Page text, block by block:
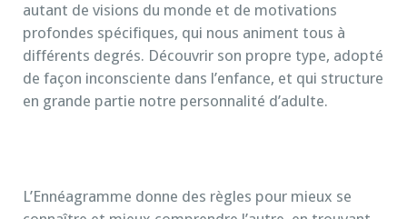
autant de visions du monde et de motivations
profondes spécifiques, qui nous animent tous à
différents degrés. Découvrir son propre type, adopté
de façon inconsciente dans l’enfance, et qui structure
en grande partie notre personnalité d’adulte.
L’Ennéagramme donne des règles pour mieux se